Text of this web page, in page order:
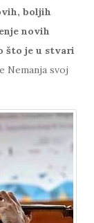
boljih
novih
što je u stvari
Nemanja svoj